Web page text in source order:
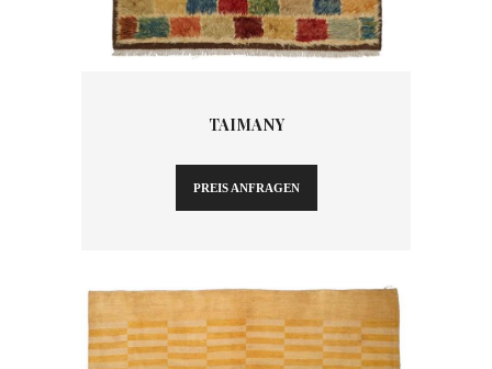
TAIMANY
PREIS ANFRAGEN